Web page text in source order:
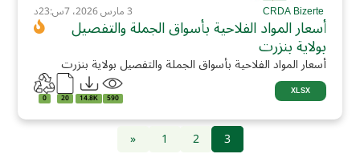
3 مارس 2026، 7س:23د
أسعار المواد الفلاحية بأسواق الجملة والتفصيل
بولاية بنزرت
أسعار المواد الفلاحية بأسواق الجملة والتفصيل بولاية بنزرت
XLSX
590
14.8K
20
0
« 1 2 3